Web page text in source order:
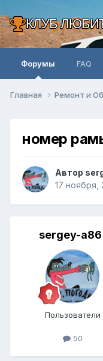
КЛУБ
Форумы FAQ
Главная Ремонт и
номер
Автор
17 ноября,
sergey-a86
Пользователи
50